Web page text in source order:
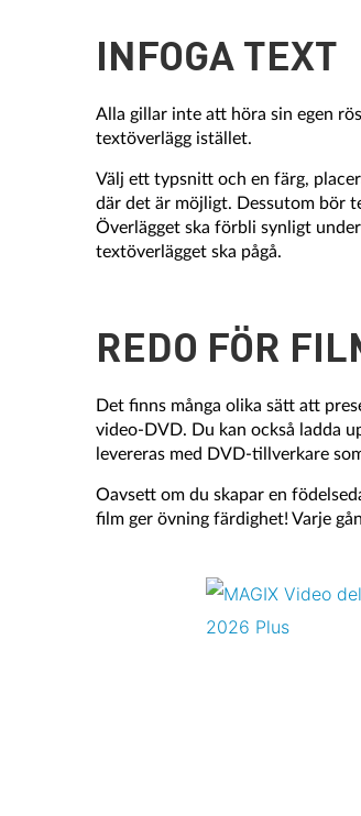
INFOGA TEXT
Alla gillar inte att höra sin egen
textöverlägg istället.
Välj ett typsnitt och en färg,
där det är möjligt. Dessutom bör
Överlägget ska förbli synligt
textöverlägget ska pågå.
REDO FÖR
Det finns många olika sätt att
video-DVD. Du kan också ladda
levereras med DVD-tillverkare
Oavsett om du skapar en
film ger övning färdighet! Varje